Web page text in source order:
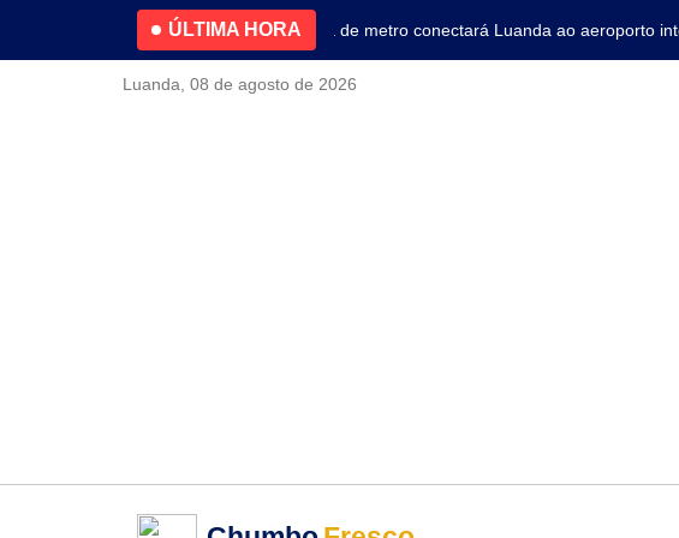
ÚLTIMA HORA
4.2% no primeiro trimestreNova linha de metro conectará Luanda ao aeroporto
Luanda, 08 de agosto de 2026